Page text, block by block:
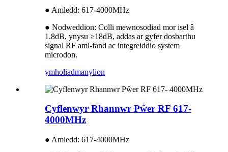
● Amledd: 617-4000MHz
● Nodweddion: Colli mewnosodiad mor isel â
1.8dB, ynysu ≥18dB, addas ar gyfer dosbarthu
signal RF aml-fand ac integreiddio system
microdon.
ymholiadmanylion
Cyflenwyr Rhannwr Pŵer RF 617-
4000MHz
● Amledd: 617-4000MHz